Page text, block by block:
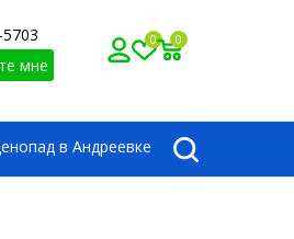
мне
0 0
в Андреевке